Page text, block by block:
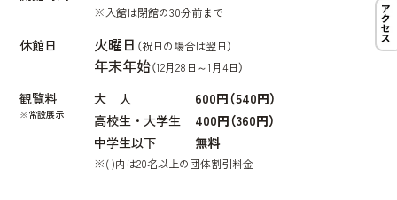
アクセス
公式オンラインチケット
大阪歴史博物館（なにわ歴博）
〒540-0008 大阪市中央区大手前4丁目1-32
06-6946-5728
※入館は閉館の30分前まで
休館日 火曜日 （祝日の場合は翌日）
年末年始（12月28日～1月4日）
観覧料
※常設展示
大 人
600円（540円）
高校生・大学生
400円（360円）
中学生以下
無料
※( )内は20名以上の団体割引料金